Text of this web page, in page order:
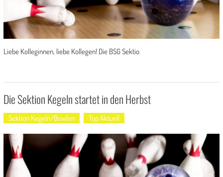
Liebe Kolleginnen, liebe Kollegen! Die BSG Sektio
Die Sektion Kegeln startet in den Herbst
Sektion Kegeln/Bowlen Top Aktuell